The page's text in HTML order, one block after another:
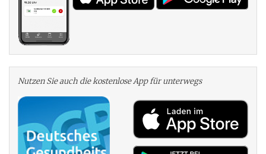
Nutzen Sie auch die kosten­lose App für unterwegs